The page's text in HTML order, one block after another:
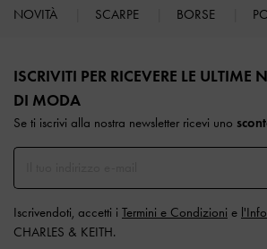
NOVITÀ SCARPE BORSE
ISCRIVITI PER RICEVERE LE ULTIME
DI MODA​
Se ti iscrivi alla nostra newsletter ricevi uno
Iscrivendoti, accetti i Termini e Condizioni e
CHARLES & KEITH.